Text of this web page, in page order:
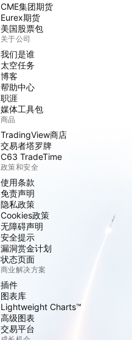
CME集团期货
Eurex期货
美国股票包
关于公司
我们是谁
太空任务
博客
帮助中心
职涯
媒体工具包
商品
TradingView商店
交易者塔罗牌
C63 TradeTime
政策和安全
使用条款
免责声明
隐私政策
Cookies政策
无障碍声明
安全提示
漏洞赏金计划
状态页面
商业解决方案
插件
图表库
Lightweight Charts™
高级图表
交易平台